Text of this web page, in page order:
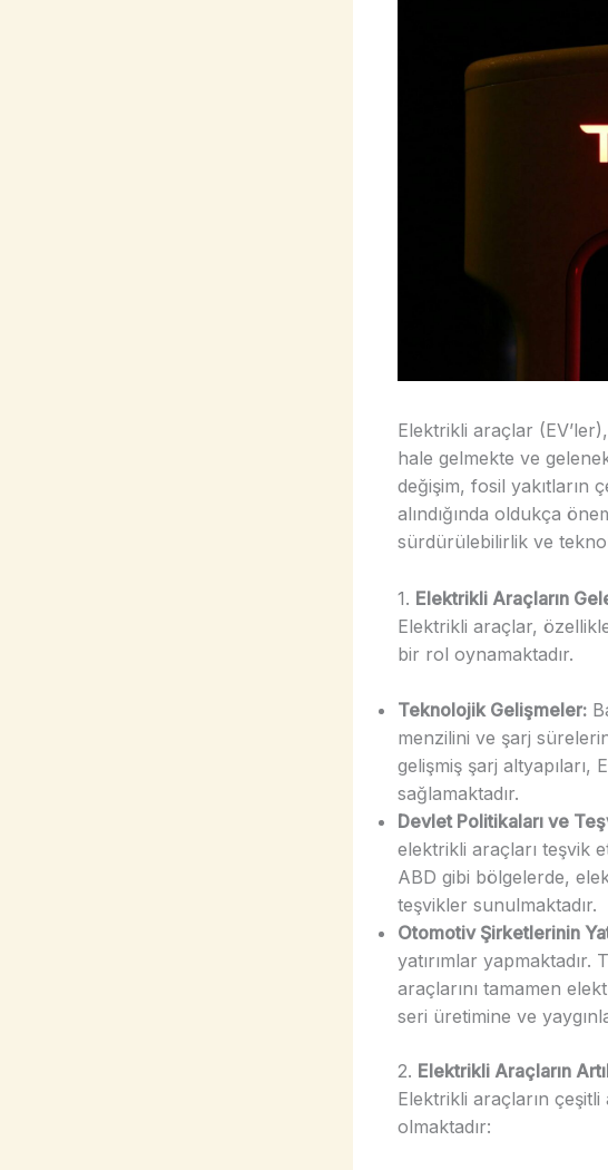
Elektrikli araçlar
hale gelmekte ve
değişim, fosil yakıtların
alındığında oldukça
sürdürülebilirlik ve
1. Elektrikli Araçların
Elektrikli araçlar,
bir rol oynamaktadır.
Teknolojik Gelişmeler:
menzilini ve şarj
gelişmiş şarj altyapıları,
sağlamaktadır.
Devlet Politikaları ve
elektrikli araçları teşvik
ABD gibi bölgelerde,
teşvikler sunulmaktadır.
Otomotiv Şirketlerinin
yatırımlar
araçlarını tamamen
seri üretimine ve
2. Elektrikli Araçların
Elektrikli araçların çeşitli
olmaktadır: